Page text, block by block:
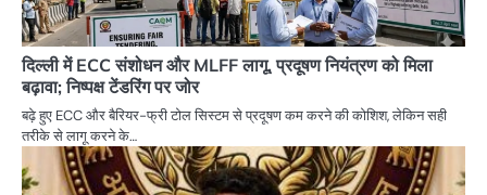
दिल्ली में ECC संशोधन और MLFF लागू, प्रदूषण नियंत्रण को मिला
बढ़ावा; निष्पक्ष टेंडरिंग पर जोर
बढ़े हुए ECC और बैरियर-फ्री टोल सिस्टम से प्रदूषण कम करने की कोशिश, लेकिन सही
तरीके से लागू करने के…